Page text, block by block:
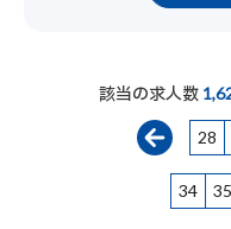
該当の求人数
28
34 35